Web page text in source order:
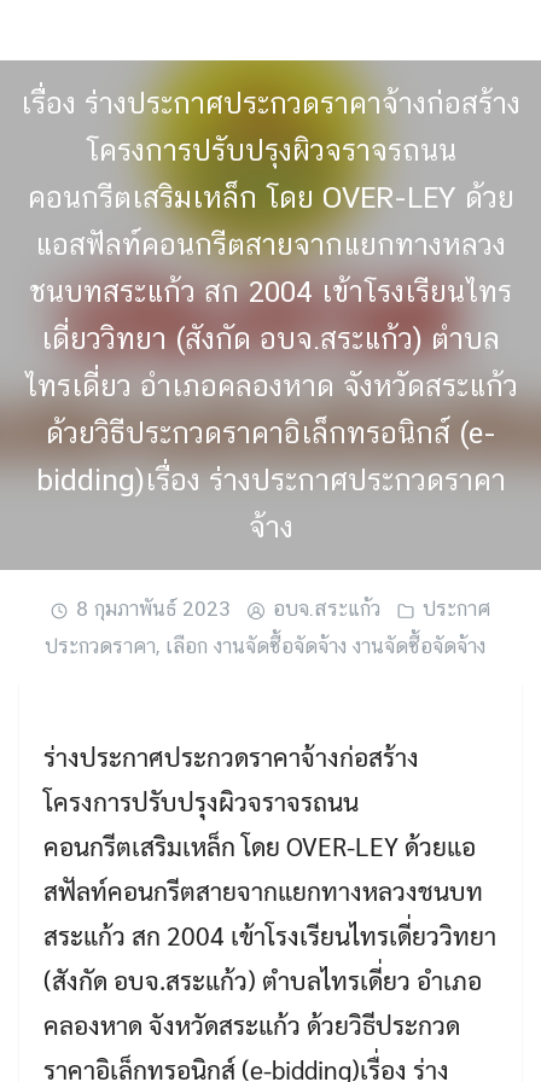
content
for:
Search
เรื่อง ร่างประกาศประกวดราคาจ้างก่อสร้าง
โครงการปรับปรุงผิวจราจรถนน
คอนกรีตเสริมเหล็ก โดย OVER-LEY ด้วย
แอสฟัลท์คอนกรีตสายจากแยกทางหลวง
ชนบทสระแก้ว สก 2004 เข้าโรงเรียนไทร
เดี่ยววิทยา (สังกัด อบจ.สระแก้ว) ตำบล
ไทรเดี่ยว อำเภอคลองหาด จังหวัดสระแก้ว
ด้วยวิธีประกวดราคาอิเล็กทรอนิกส์ (e-
bidding)เรื่อง ร่างประกาศประกวดราคา
จ้าง
8 กุมภาพันธ์ 2023 อบจ.สระแก้ว
ประกาศ
ประกวดราคา, เลือก งานจัดซื้อจัดจ้าง งานจัดซื้อจัดจ้าง
ร่างประกาศประกวดราคาจ้างก่อสร้าง
โครงการปรับปรุงผิวจราจรถนน
คอนกรีตเสริมเหล็ก โดย OVER-LEY ด้วยแอ
สฟัลท์คอนกรีตสายจากแยกทางหลวงชนบท
สระแก้ว สก 2004 เข้าโรงเรียนไทรเดี่ยววิทยา
(สังกัด อบจ.สระแก้ว) ตำบลไทรเดี่ยว อำเภอ
คลองหาด จังหวัดสระแก้ว ด้วยวิธีประกวด
ราคาอิเล็กทรอนิกส์ (e-bidding)เรื่อง ร่าง